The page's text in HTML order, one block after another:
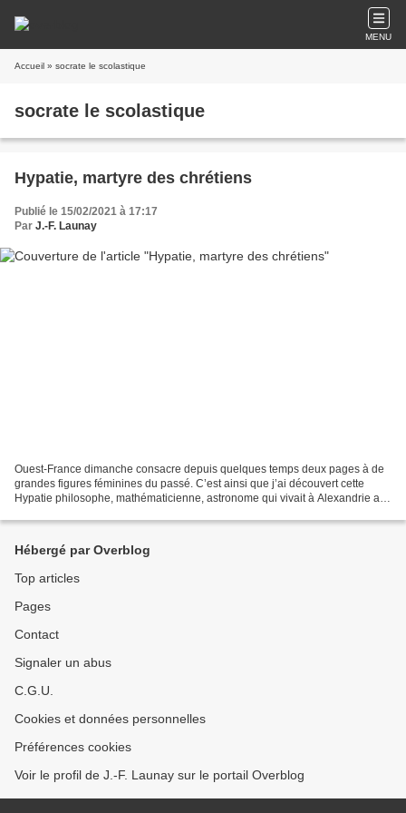
MENU
Accueil » socrate le scolastique
socrate le scolastique
Hypatie, martyre des chrétiens
Publié le 15/02/2021 à 17:17
Par J.-F. Launay
Ouest-France dimanche consacre depuis quelques temps deux pages à de
grandes figures féminines du passé. C’est ainsi que j’ai découvert cette
Hypatie philosophe, mathématicienne, astronome qui vivait à Alexandrie au
Hébergé par Overblog
Top articles
Pages
Contact
Signaler un abus
C.G.U.
Cookies et données personnelles
Préférences cookies
Voir le profil de J.-F. Launay sur le portail Overblog